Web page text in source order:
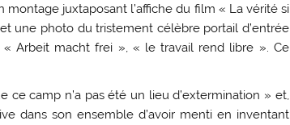
juxtaposant l’affiche du film « La vérité si
une photo du tristement célèbre portail d’entrée
« Arbeit macht frei », « le travail rend libre ». Ce
camp n’a pas été un lieu d’extermination » et,
dans son ensemble d’avoir menti en inventant